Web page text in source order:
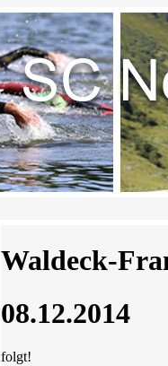
Waldeck-
08.12.2014
folgt!